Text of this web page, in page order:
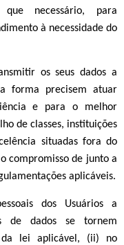
que necessário, para
à necessidade do
os seus dados a
forma precisem atuar
e para o melhor
de classes, instituições
situadas fora do
compromisso de junto a
aplicáveis.
dos Usuários a
de dados se tornem
da lei aplicável, (ii) no